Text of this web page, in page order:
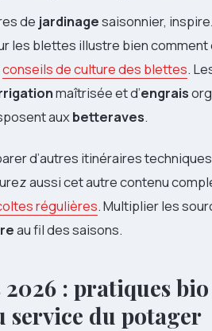
de jardinagesaisonnier,
les blettes illustre bien
conseils de culture des blettes.
maîtrisée et d’engrais
auxbetteraves.
d’autres itinéraires
aussi cet autre contenu
régulières. Multiplier les
au fil des saisons.
2026 : pratiques
service du potager